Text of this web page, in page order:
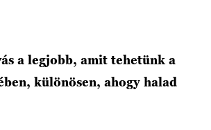
a legjobb, amit tehetünk a
különösen, ahogy halad